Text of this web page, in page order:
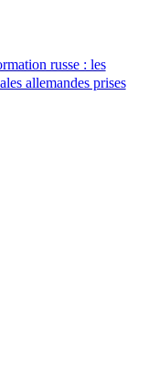
russe : les
allemandes prises